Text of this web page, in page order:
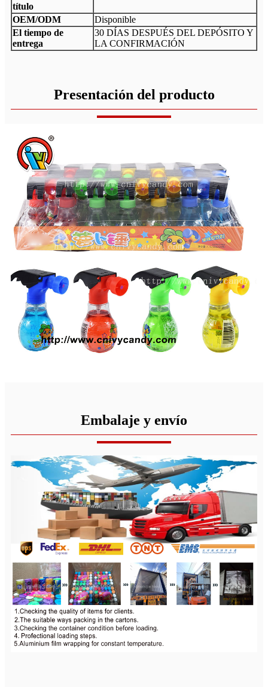
título
OEM/ODM
Disponible
El tiempo de
entrega
30 DÍAS DESPUÉS DEL DEPÓSITO Y
LA CONFIRMACIÓN
Presentación del producto
Embalaje y envío